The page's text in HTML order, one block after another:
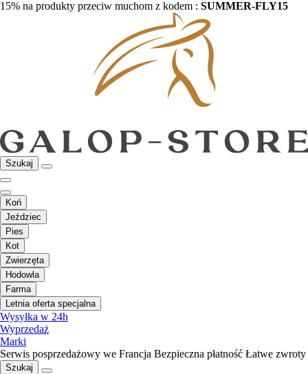
15% na produkty przeciw muchom z kodem : SUMMER-FLY15
Szukaj
Koń
Jeździec
Pies
Kot
Zwierzęta
Hodowla
Farma
Letnia oferta specjalna
Wysyłka w 24h
Wyprzedaż
Marki
Serwis posprzedażowy we Francja Bezpieczna płatność Łatwe zwroty
Szukaj